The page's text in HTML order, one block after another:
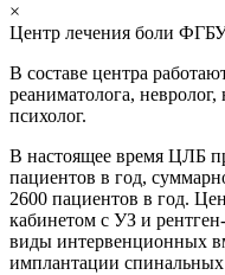
×
Центр лечения боли
В составе центра
реаниматолога,
психолог.
В настоящее время ЦЛБ
пациентов в год,
2600 пациентов в год.
кабинетом с УЗ и
виды интервенционных
имплантации спинальных